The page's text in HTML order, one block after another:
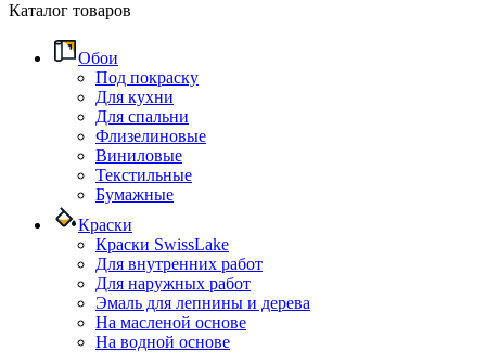
Каталог товаров
Обои
Под покраску
Для кухни
Для спальни
Флизелиновые
Виниловые
Текстильные
Бумажные
Краски
Краски SwissLake
Для внутренних работ
Для наружных работ
Эмаль для лепнины и дерева
На масленой основе
На водной основе